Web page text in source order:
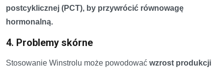
postcyklicznej (PCT), by przywrócić równowagę
hormonalną.
4. Problemy skórne
Stosowanie Winstrolu może powodować wzrost produkcji